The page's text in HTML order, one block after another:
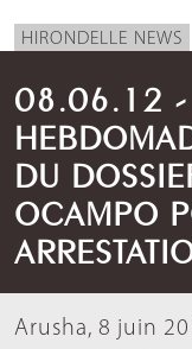
HIRONDELLE NEWS
08.06.12 -
DU
OCAMPO
Arusha, 8 juin